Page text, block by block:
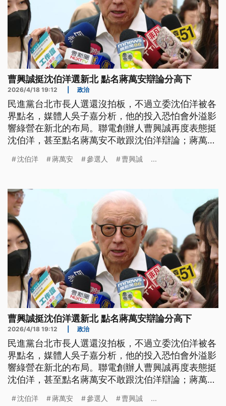
曹興誠挺沈伯洋選新北 點名蔣萬安辯論分高下
2026/4/18 19:12 政治
民進黨台北市長人選還沒拍板，不過立委沈伯洋被各
界點名，媒體人吳子嘉分析，他的投入恐怕會外溢影
響綠營在新北的布局。聯電創辦人曹興誠再度表態挺
沈伯洋，甚至點名蔣萬安不敢跟沈伯洋辯論；蔣萬安
沈伯洋 蔣萬安 參選人 曹興誠 ...
曹興誠挺沈伯洋選新北 點名蔣萬安辯論分高下
2026/4/18 19:12 政治
民進黨台北市長人選還沒拍板，不過立委沈伯洋被各
界點名，媒體人吳子嘉分析，他的投入恐怕會外溢影
響綠營在新北的布局。聯電創辦人曹興誠再度表態挺
沈伯洋，甚至點名蔣萬安不敢跟沈伯洋辯論；蔣萬安
沈伯洋 蔣萬安 參選人 曹興誠 ...